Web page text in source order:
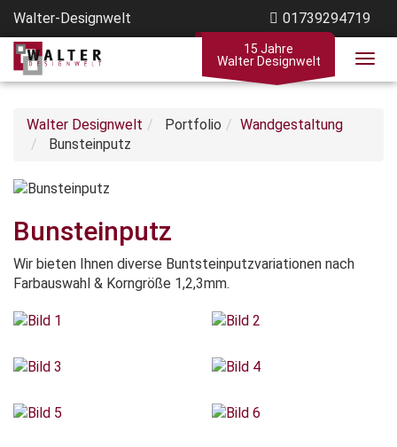
Walter-Designwelt 01739294719
15 Jahre
Walter Designwelt
Walter Designwelt Portfolio
Wandgestaltung
Bunsteinputz
Bunsteinputz
Wir bieten Ihnen diverse Buntsteinputzvariationen nach
Farbauswahl & Korngröße 1,2,3mm.